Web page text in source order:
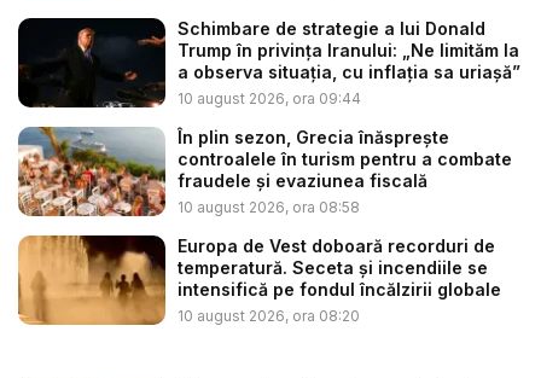
Schimbare de strategie a lui Donald
Trump în privința Iranului: „Ne limităm la
a observa situația, cu inflația sa uriașă”
10 august 2026, ora 09:44
În plin sezon, Grecia înăsprește
controalele în turism pentru a combate
fraudele și evaziunea fiscală
10 august 2026, ora 08:58
Europa de Vest doboară recorduri de
temperatură. Seceta și incendiile se
intensifică pe fondul încălzirii globale
10 august 2026, ora 08:20